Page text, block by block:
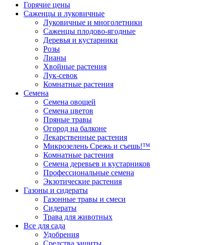
Горячие цены
Саженцы и луковичные
Луковичные и многолетники
Саженцы плодово-ягодные
Деревья и кустарники
Розы
Лианы
Хвойные растения
Лук-севок
Комнатные растения
Семена
Семена овощей
Семена цветов
Пряные травы
Огород на балконе
Лекарственные растения
Микрозелень Срежь и съешь!™
Комнатные растения
Семена деревьев и кустарников
Профессиональные семена
Экзотические растения
Газоны и сидераты
Газонные травы и смеси
Сидераты
Трава для животных
Все для сада
Удобрения